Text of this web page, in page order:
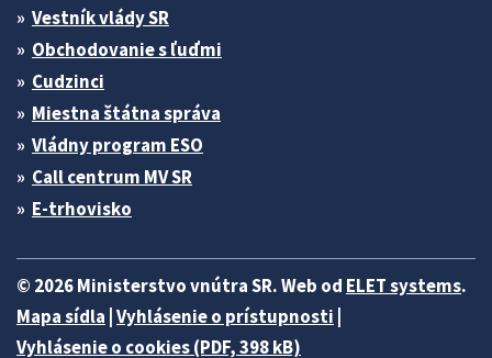
Vestník vlády SR
Obchodovanie s ľuďmi
Cudzinci
Miestna štátna správa
Vládny program ESO
Call centrum MV SR
E-trhovisko
© 2026 Ministerstvo vnútra SR. Web od ELET systems.
Mapa sídla Vyhlásenie o prístupnosti
Vyhlásenie o cookies (PDF, 398 kB)